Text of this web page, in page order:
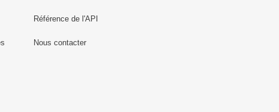
Référence de l'API
Nous contacter